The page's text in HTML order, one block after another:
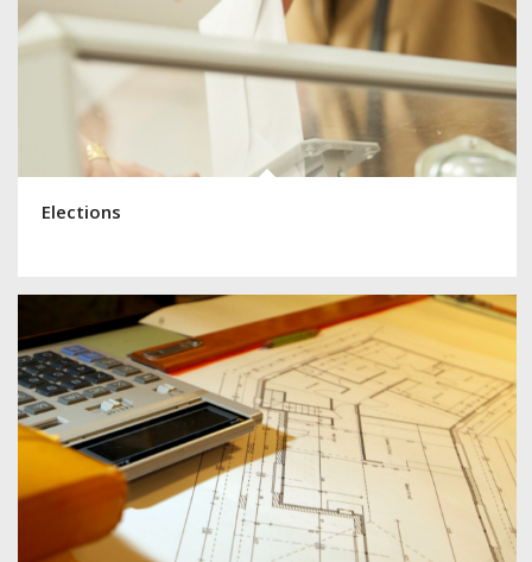
Elections